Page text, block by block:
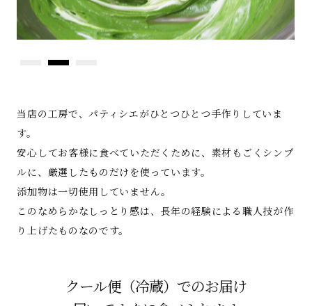
当店の工房で、パティシエがひとつひとつ手作りしていま
す。
安心してお客様に食べていただくために、素材もごくシンプ
ルに、厳選したものだけを使っています。
添加物は一切使用していません。
このなめらかなしっとり感は、長年の経験による職人技が作
り上げたものなのです。
クール便（冷蔵）でのお届け